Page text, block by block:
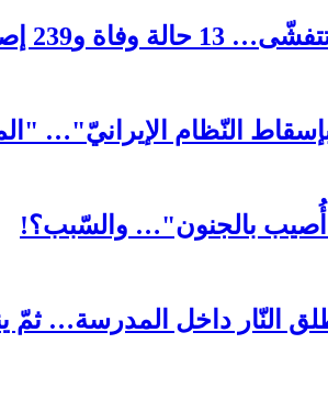
وفاة و239 إصابة!
النّظام الإيرانيّ"…
بالجنون"… والسّبب؟!
النّار داخل المدرسة… ثمّ